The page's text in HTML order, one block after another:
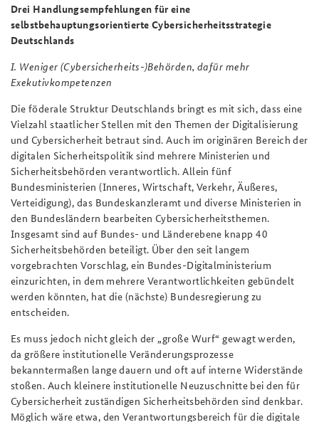
Drei Handlungsempfehlungen für eine
selbstbehauptungsorientierte Cybersicherheitsstrategie
Deutschlands
I. Weniger (Cybersicherheits-)Behörden, dafür mehr
Exekutivkompetenzen
Die föderale Struktur Deutschlands bringt es mit sich, dass eine
Vielzahl staatlicher Stellen mit den Themen der Digitalisierung
und Cybersicherheit betraut sind. Auch im originären Bereich der
digitalen Sicherheitspolitik sind mehrere Ministerien und
Sicherheitsbehörden verantwortlich. Allein fünf
Bundesministerien (Inneres, Wirtschaft, Verkehr, Äußeres,
Verteidigung), das Bundeskanzleramt und diverse Ministerien in
den Bundesländern bearbeiten Cybersicherheitsthemen.
Insgesamt sind auf Bundes- und Länderebene knapp 40
Sicherheitsbehörden beteiligt. Über den seit langem
vorgebrachten Vorschlag, ein Bundes-Digitalministerium
einzurichten, in dem mehrere Verantwortlichkeiten gebündelt
werden könnten, hat die (nächste) Bundesregierung zu
entscheiden.
Es muss jedoch nicht gleich der „große Wurf“ gewagt werden,
da größere institutionelle Veränderungsprozesse
bekanntermaßen lange dauern und oft auf interne Widerstände
stoßen. Auch kleinere institutionelle Neuzuschnitte bei den für
Cybersicherheit zuständigen Sicherheitsbehörden sind denkbar.
Möglich wäre etwa, den Verantwortungsbereich für die digitale